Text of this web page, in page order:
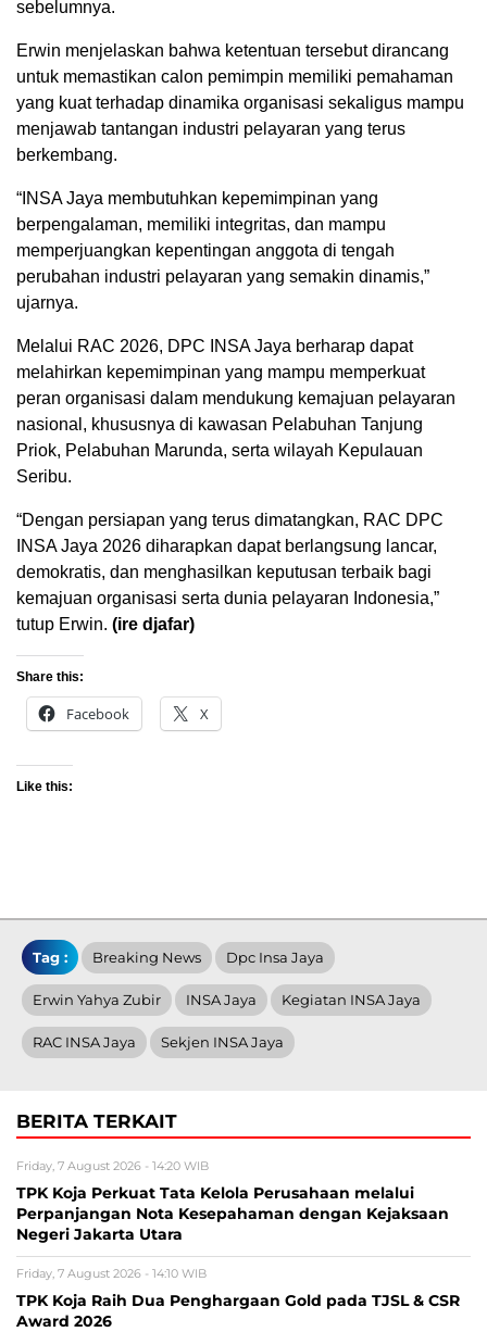
sebelumnya.
Erwin menjelaskan bahwa ketentuan tersebut dirancang
untuk memastikan calon pemimpin memiliki pemahaman
yang kuat terhadap dinamika organisasi sekaligus mampu
menjawab tantangan industri pelayaran yang terus
berkembang.
“INSA Jaya membutuhkan kepemimpinan yang
berpengalaman, memiliki integritas, dan mampu
memperjuangkan kepentingan anggota di tengah
perubahan industri pelayaran yang semakin dinamis,”
ujarnya.
Melalui RAC 2026, DPC INSA Jaya berharap dapat
melahirkan kepemimpinan yang mampu memperkuat
peran organisasi dalam mendukung kemajuan pelayaran
nasional, khususnya di kawasan Pelabuhan Tanjung
Priok, Pelabuhan Marunda, serta wilayah Kepulauan
Seribu.
“Dengan persiapan yang terus dimatangkan, RAC DPC
INSA Jaya 2026 diharapkan dapat berlangsung lancar,
demokratis, dan menghasilkan keputusan terbaik bagi
kemajuan organisasi serta dunia pelayaran Indonesia,”
tutup Erwin. (ire djafar)
Share this:
Facebook X
Like this:
Tag : Breaking News Dpc Insa Jaya
Erwin Yahya Zubir INSA Jaya Kegiatan INSA Jaya
RAC INSA Jaya Sekjen INSA Jaya
BERITA TERKAIT
Friday, 7 August 2026 - 14:20 WIB
TPK Koja Perkuat Tata Kelola Perusahaan melalui
Perpanjangan Nota Kesepahaman dengan Kejaksaan
Negeri Jakarta Utara
Friday, 7 August 2026 - 14:10 WIB
TPK Koja Raih Dua Penghargaan Gold pada TJSL & CSR
Award 2026